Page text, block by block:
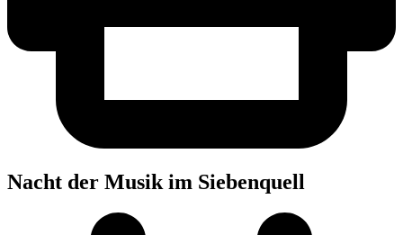
Nacht der Musik im Siebenquell